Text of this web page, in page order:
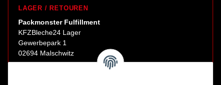
LAGER / RETOUREN
Packmonster Fulfillment
KFZBleche24 Lager
Gewerbepark 1
02694 Malschwitz